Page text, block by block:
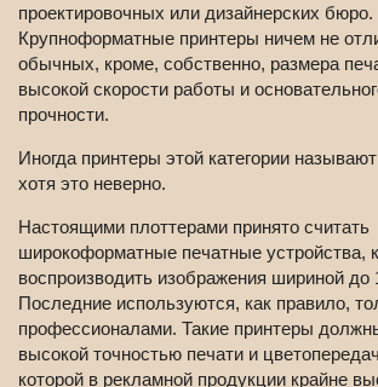
проектировочных или дизайнерских бюро.
Крупноформатные принтеры ничем не
обычных, кроме, собственно, размера
высокой скорости работы и
прочности.
Иногда принтеры этой категории называют
хотя это неверно.
Настоящими плоттерами принято считать
широкоформатные печатные устройства,
воспроизводить изображения шириной до
Последние используются, как правило,
профессионалами. Такие принтеры
высокой точностью печати и
которой в рекламной продукции крайне